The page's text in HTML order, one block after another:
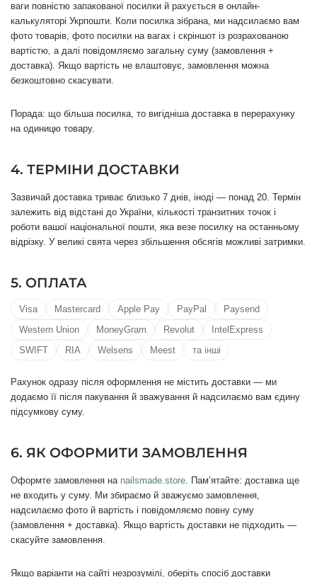
ваги повністю запакованої посилки й рахується в онлайн-
калькуляторі Укрпошти. Коли посилка зібрана, ми надсилаємо вам
фото товарів, фото посилки на вагах і скріншот із розрахованою
вартістю, а далі повідомляємо загальну суму (замовлення +
доставка). Якщо вартість не влаштовує, замовлення можна
безкоштовно скасувати.
Порада: що більша посилка, то вигідніша доставка в перерахунку
на одиницю товару.
4. ТЕРМІНИ ДОСТАВКИ
Зазвичай доставка триває близько 7 днів, іноді — понад 20. Термін
залежить від відстані до України, кількості транзитних точок і
роботи вашої національної пошти, яка везе посилку на останньому
відрізку. У великі свята через збільшення обсягів можливі затримки.
5. ОПЛАТА
Visa Mastercard Apple Pay PayPal
Paysend
Western Union
MoneyGram Revolut
IntelExpress
SWIFT
RIA Welsens Meest та інші
Рахунок одразу після оформлення не містить доставки — ми
додаємо її після пакування й зважування й надсилаємо вам єдину
підсумкову суму.
6. ЯК ОФОРМИТИ ЗАМОВЛЕННЯ
Оформте замовлення на nailsmade.store. Памʼятайте: доставка ще
не входить у суму. Ми збираємо й зважуємо замовлення,
надсилаємо фото й вартість і повідомляємо повну суму
(замовлення + доставка). Якщо вартість доставки не підходить —
скасуйте замовлення.
Якщо варіанти на сайті незрозумілі, оберіть спосіб доставки